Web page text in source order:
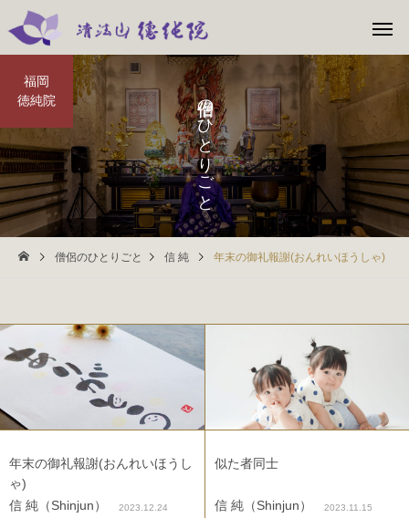
僧侶のひとりごと
福岡
徳純院
僧侶のひとりごと 信 純 年末の御礼報謝(おんれいほうしゃ)
年末の御礼報謝(おんれいほうし
ゃ)
信 純（Shinjun）
2023.12.24
似た者同士
信 純（Shinjun） 2023.11.15